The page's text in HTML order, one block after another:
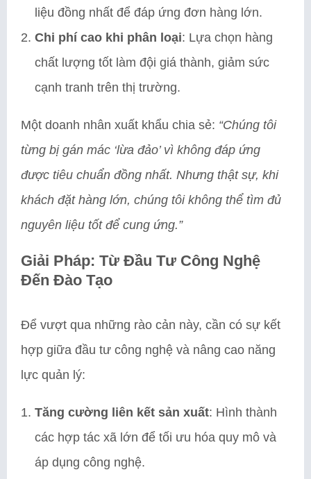
liệu đồng nhất để đáp ứng đơn hàng lớn.
Chi phí cao khi phân loại: Lựa chọn hàng
chất lượng tốt làm đội giá thành, giảm sức
cạnh tranh trên thị trường.
Một doanh nhân xuất khẩu chia sẻ: “Chúng tôi
từng bị gán mác ‘lừa đảo’ vì không đáp ứng
được tiêu chuẩn đồng nhất. Nhưng thật sự, khi
khách đặt hàng lớn, chúng tôi không thể tìm đủ
nguyên liệu tốt để cung ứng.”
Giải Pháp: Từ Đầu Tư Công Nghệ
Đến Đào Tạo
Để vượt qua những rào cản này, cần có sự kết
hợp giữa đầu tư công nghệ và nâng cao năng
lực quản lý:
Tăng cường liên kết sản xuất: Hình thành
các hợp tác xã lớn để tối ưu hóa quy mô và
áp dụng công nghệ.